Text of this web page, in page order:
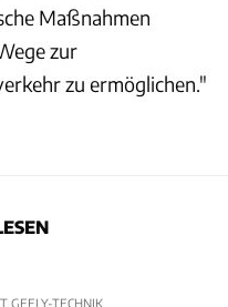
Maßnahmen
zur
zu ermöglichen."
GEELY-TECHNIK